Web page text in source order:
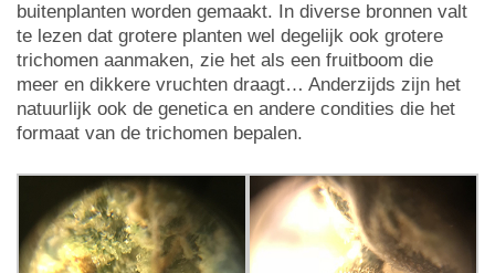
buitenplanten worden gemaakt. In diverse bronnen valt
te lezen dat grotere planten wel degelijk ook grotere
trichomen aanmaken, zie het als een fruitboom die
meer en dikkere vruchten draagt… Anderzijds zijn het
natuurlijk ook de genetica en andere condities die het
formaat van de trichomen bepalen.